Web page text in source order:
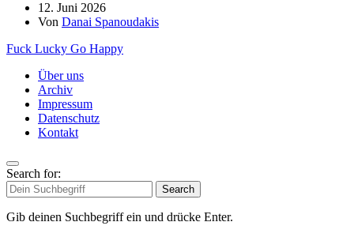
12. Juni 2026
Von Danai Spanoudakis
Fuck Lucky Go Happy
Über uns
Archiv
Impressum
Datenschutz
Kontakt
Search for:
Search
Gib deinen Suchbegriff ein und drücke Enter.